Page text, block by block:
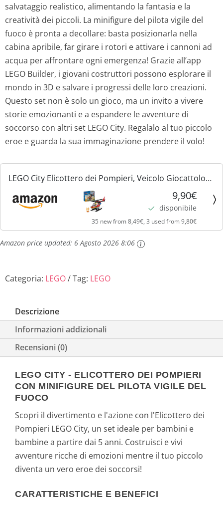
salvataggio realistico, alimentando la fantasia e la
creatività dei piccoli. La minifigure del pilota vigile del
fuoco è pronta a decollare: basta posizionarla nella
cabina apribile, far girare i rotori e attivare i cannoni ad
acqua per affrontare ogni emergenza! Grazie all’app
LEGO Builder, i giovani costruttori possono esplorare il
mondo in 3D e salvare i progressi delle loro creazioni.
Questo set non è solo un gioco, ma un invito a vivere
storie emozionanti e a espandere le avventure di
soccorso con altri set LEGO City. Regalalo al tuo piccolo
eroe e guarda la sua immaginazione prendere il volo!
LEGO City Elicottero dei Pompieri, Veicolo Giocattolo
da Costruire con 2 Elementi Lancia-Acqua e Minifigure
del Pilota Vigile del Fuoco, Giochi per Bambini e...
9,90€
disponibile
35 new from 8,49€, 3 used from 9,80€
Amazon price updated: 6 Agosto 2026 8:06
Categoria: LEGO Tag: LEGO
Descrizione
Informazioni addizionali
Recensioni (0)
LEGO CITY - ELICOTTERO DEI POMPIERI
CON MINIFIGURE DEL PILOTA VIGILE DEL
FUOCO
Scopri il divertimento e l'azione con l'Elicottero dei
Pompieri LEGO City, un set ideale per bambini e
bambine a partire dai 5 anni. Costruisci e vivi
avventure ricche di emozioni mentre il tuo piccolo
diventa un vero eroe dei soccorsi!
CARATTERISTICHE E BENEFICI